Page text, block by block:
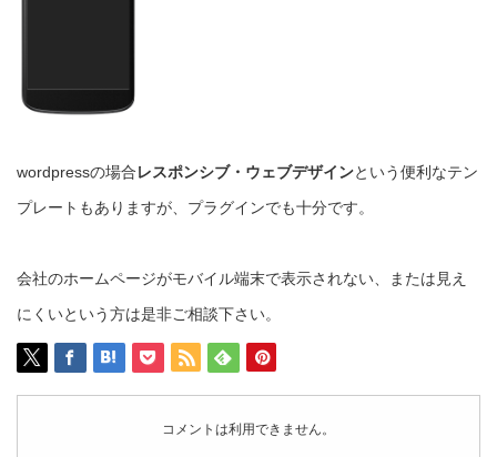
wordpressの場合レスポンシブ・ウェブデザインという便利なテン
プレートもありますが、プラグインでも十分です。
会社のホームページがモバイル端末で表示されない、または見え
にくいという方は是非ご相談下さい。
コメントは利用できません。